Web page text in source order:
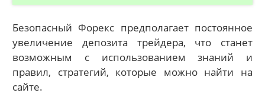
Безопасный Форекс предполагает постоянное
увеличение депозита трейдера, что станет
возможным с использованием знаний и
правил, стратегий, которые можно найти на
сайте.